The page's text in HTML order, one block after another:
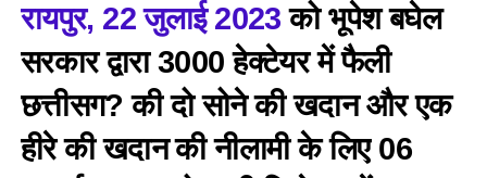
रायपुर, 22 जुलाई 2023 को भूपेश बघेल
सरकार द्वारा 3000 हेक्टेयर में फैली
छत्तीसग? की दो सोने की खदान और एक
हीरे की खदान की नीलामी के लिए 06